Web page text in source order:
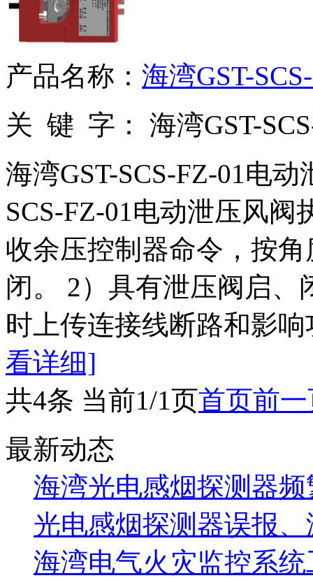
产品名称： 海湾GST-
关 键 字：
海湾GST-
海湾GST-SCS-FZ-01电
SCS-FZ-01电动泄压风
收余压控制器命令，按
闭。 2）具有泄压阀启、
时上传连接线断路和影
看详细]
共4条 当前1/1页首页前
最新动态
海湾光电感烟探测器
光电感烟探测器误报
海湾电气火灾监控系统